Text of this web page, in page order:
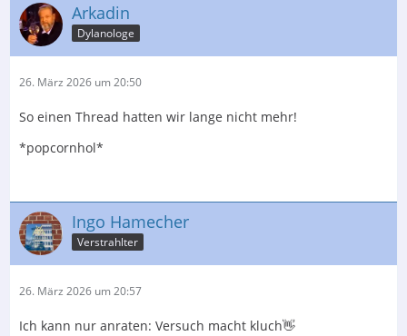
Arkadin
Dylanologe
26. März 2026 um 20:50
So einen Thread hatten wir lange nicht mehr!
*popcornhol*
Ingo Hamecher
Verstrahlter
26. März 2026 um 20:57
Ich kann nur anraten: Versuch macht kluch👋